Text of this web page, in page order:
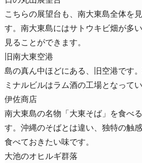
こちらの展望台も、南大東島全体を
す。南大東島にはサトウキビ畑が多
見ることができます。
旧南大東空港
島の真ん中ほどにある、旧空港です
ミナルビルはラム酒の工場となってい
伊佐商店
南大東島の名物「大東そば」を食べ
す。沖縄のそばとは違い、独特の触
食べておきたい味です。
大池のオヒルギ群落